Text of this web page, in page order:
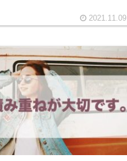
2021.11.09